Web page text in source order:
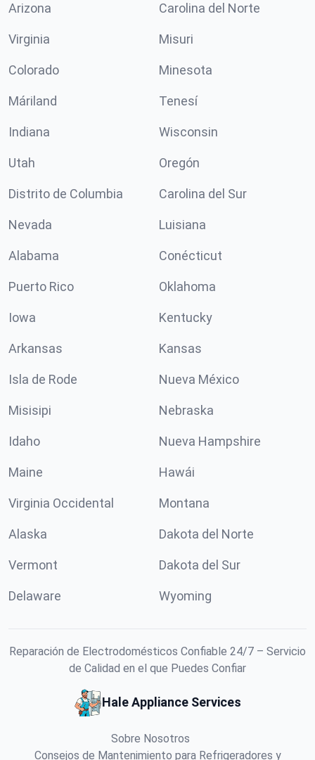
Arizona Carolina del Norte
Virginia Misuri
Colorado Minesota
Máriland Tenesí
Indiana Wisconsin
Utah Oregón
Distrito de Columbia Carolina del Sur
Nevada Luisiana
Alabama Conécticut
Puerto Rico Oklahoma
Iowa Kentucky
Arkansas Kansas
Isla de Rode Nueva México
Misisipi Nebraska
Idaho Nueva Hampshire
Maine Hawái
Virginia Occidental Montana
Alaska Dakota del Norte
Vermont Dakota del Sur
Delaware Wyoming
Reparación de Electrodomésticos Confiable 24/7 – Servicio
de Calidad en el que Puedes Confiar
Hale Appliance Services
Sobre Nosotros
Consejos de Mantenimiento para Refrigeradores y